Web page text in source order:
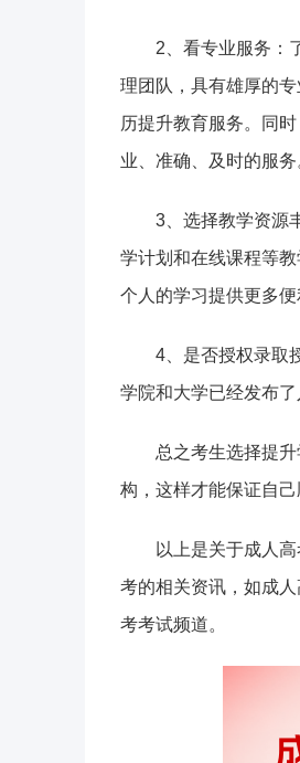
2、看专业服务：
理团队，具有雄厚的
历提升教育服务。同
业、准确、及时的服务
3、选择教学资源
学计划和在线课程等
个人的学习提供更多便
4、是否授权录取
学院和大学已经发布
总之考生选择提
构，这样才能保证自己
以上是关于成人
考的相关资讯，如成
考考试频道。